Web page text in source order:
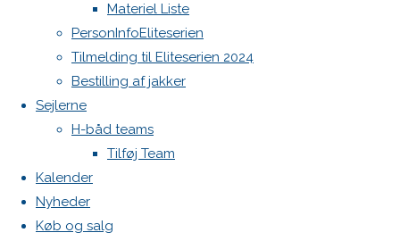
Materiel Liste
PersonInfoEliteserien
Tilmelding til Eliteserien 2024
Bestilling af jakker
Sejlerne
H-båd teams
Tilføj Team
Kalender
Nyheder
Køb og salg
Din e-
mailadresse
vil ikke
blive
publiceret.
Krævede
felter er
markeret
med*